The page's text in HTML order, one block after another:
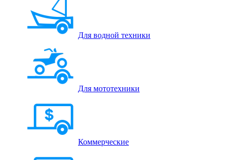
Для водной техники
Для мототехники
Коммерческие